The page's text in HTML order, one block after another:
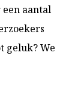
aantal
geluk? We